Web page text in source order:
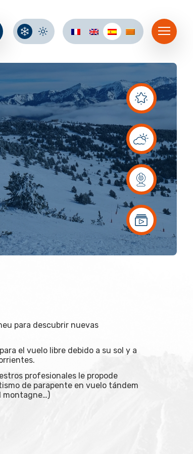
para descubrir nuevas
el vuelo libre debido a su sol y a
profesionales le propode
de parapente en vuelo tándem
montagne…)